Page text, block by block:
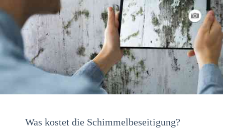
Was kostet die Schimmelbeseitigung?